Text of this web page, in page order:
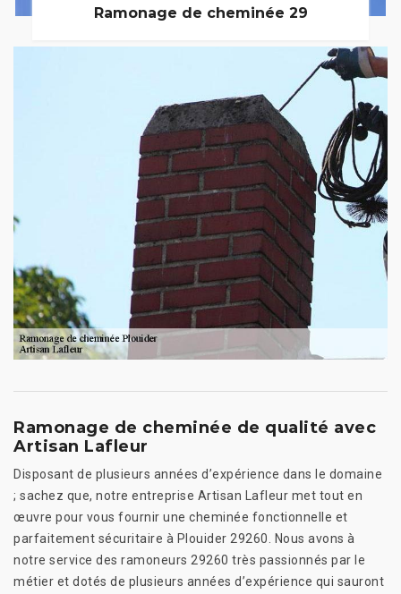
Ramonage de cheminée 29
Ramonage de cheminée de qualité avec
Artisan Lafleur
Disposant de plusieurs années d’expérience dans le domaine
; sachez que, notre entreprise Artisan Lafleur met tout en
œuvre pour vous fournir une cheminée fonctionnelle et
parfaitement sécuritaire à Plouider 29260. Nous avons à
notre service des ramoneurs 29260 très passionnés par le
métier et dotés de plusieurs années d’expérience qui sauront